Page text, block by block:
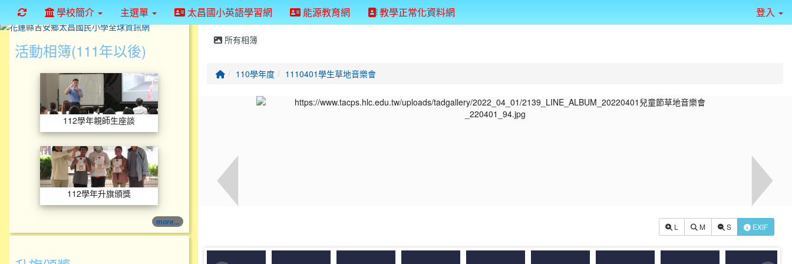
重新取得佈景設定
學校簡介 主選單 太昌國小英語學習網 能源教育網 教學正常化資料網 登入
所有相簿
回首頁110學年度 1110401學生草地音樂會
L M S EXIF
活動相簿(111年以後)
112學年親師生座談
112學年親師生座談
112學年升旗頒獎
112學年升旗頒獎
more...